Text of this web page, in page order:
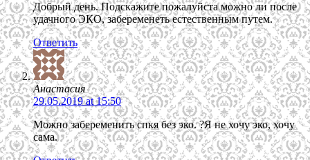
Добрый день. Подскажите пожалуйста можно ли после
удачного ЭКО, забеременеть естественным путем.
Ответить
Анастасия
29.05.2019 at 15:50
Можно забеременить спкя без эко. ?Я не хочу эко, хочу
сама.